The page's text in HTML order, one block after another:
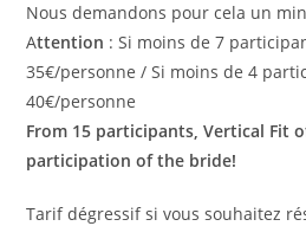
Nous demandons pour cela un
Attention : Si moins de 7
35€/personne / Si moins de 4
40€/personne
From 15 participants, Vertical Fit
participation of the bride!
Tarif dégressif si vous souhaitez